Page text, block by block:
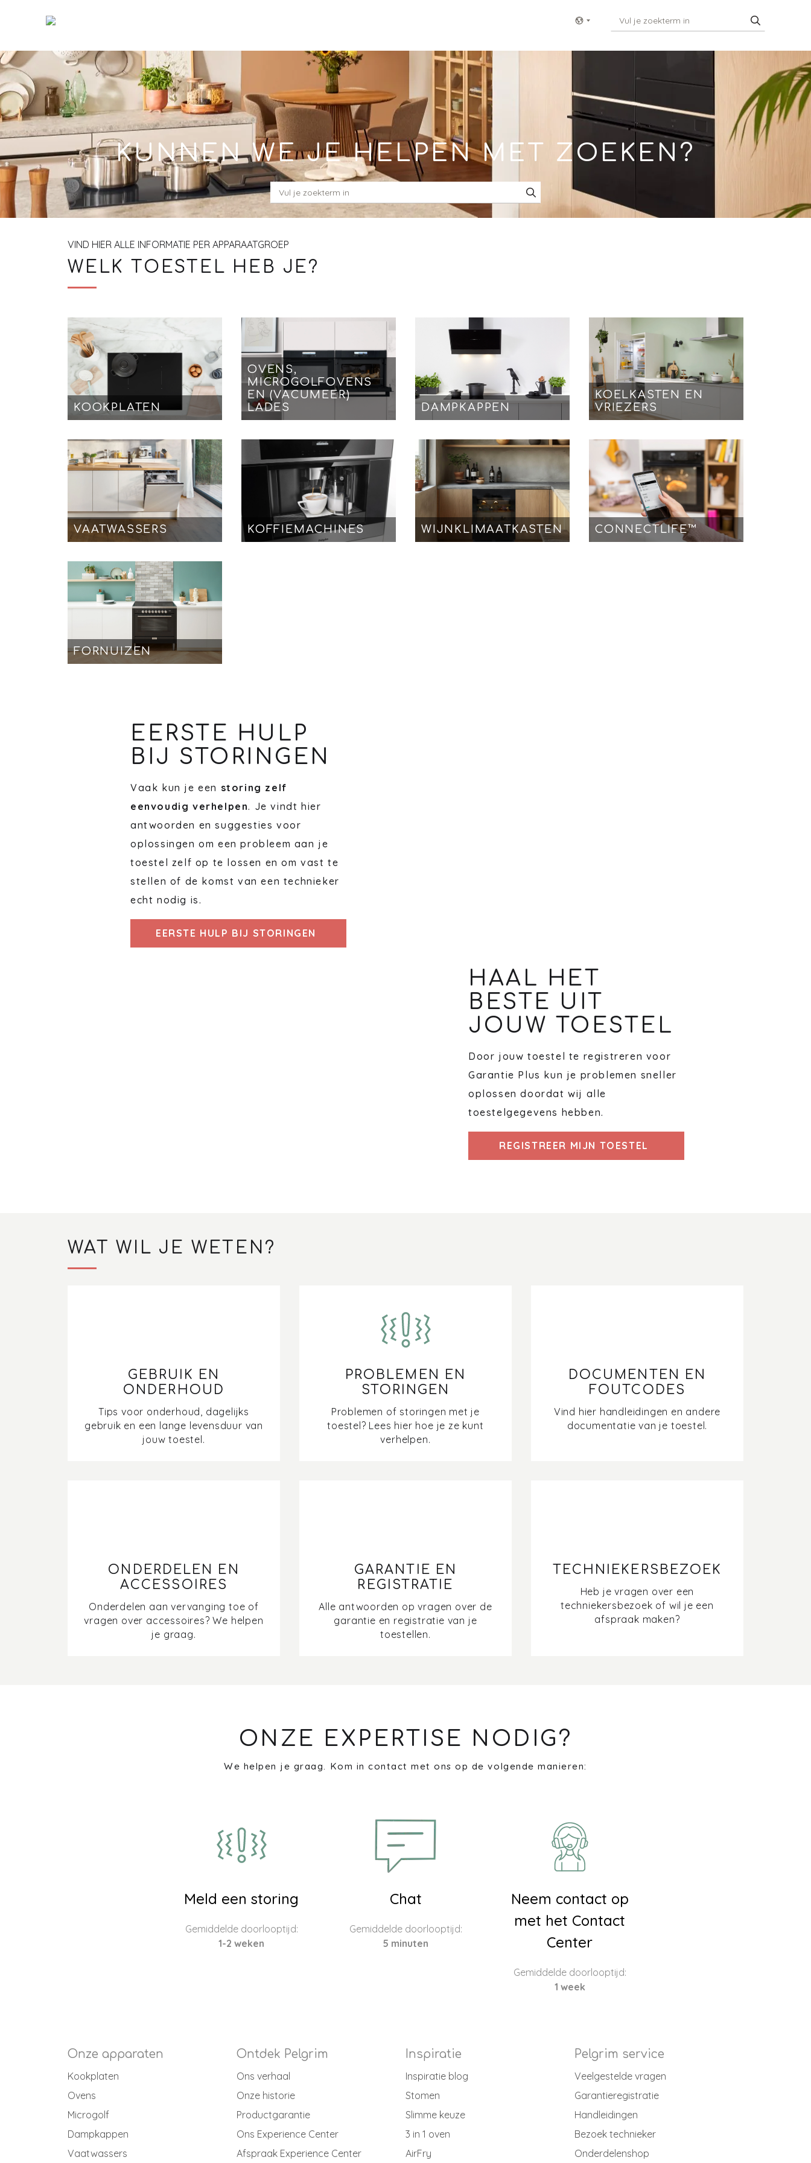
Show menu
KUNNEN WE JE HELPEN MET ZOEKEN?
VIND HIER ALLE INFORMATIE PER APPARAATGROEP
WELK TOESTEL HEB JE?
KOOKPLATEN
OVENS,
MICROGOLFOVENS
EN (VACUMEER)
LADES
DAMPKAPPEN
KOELKASTEN EN
VRIEZERS
VAATWASSERS KOFFIEMACHINES WIJNKLIMAATKASTEN CONNECTLIFE™
FORNUIZEN
EERSTE HULP
BIJ STORINGEN
Vaak kun je een storing zelf
eenvoudig verhelpen. Je vindt hier
antwoorden en suggesties voor
oplossingen om een probleem aan je
toestel zelf op te lossen en om vast te
stellen of de komst van een technieker
echt nodig is.
EERSTE HULP BIJ STORINGEN
HAAL HET
BESTE UIT
JOUW TOESTEL
Door jouw toestel te registreren voor
Garantie Plus kun je problemen sneller
oplossen doordat wij alle
toestelgegevens hebben.
REGISTREER MIJN TOESTEL
WAT WIL JE WETEN?
GEBRUIK EN
ONDERHOUD
Tips voor onderhoud, dagelijks
gebruik en een lange levensduur van
jouw toestel.
PROBLEMEN EN
STORINGEN
Problemen of storingen met je
toestel? Lees hier hoe je ze kunt
verhelpen.
DOCUMENTEN EN
FOUTCODES
Vind hier handleidingen en andere
documentatie van je toestel.
ONDERDELEN EN
ACCESSOIRES
Onderdelen aan vervanging toe of
vragen over accessoires? We helpen
je graag.
GARANTIE EN
REGISTRATIE
Alle antwoorden op vragen over de
garantie en registratie van je
toestellen.
TECHNIEKERSBEZOEK
Heb je vragen over een
techniekersbezoek of wil je een
afspraak maken?
ONZE EXPERTISE NODIG?
We helpen je graag. Kom in contact met ons op de volgende manieren:
Meld een storing
Gemiddelde doorlooptijd:
1-2 weken
Chat
Gemiddelde doorlooptijd:
5 minuten
Neem contact op
met het Contact
Center
Gemiddelde doorlooptijd:
1 week
Onze apparaten
Kookplaten
Ovens
Microgolf
Dampkappen
Vaatwassers
Ontdek Pelgrim
Ons verhaal
Onze historie
Productgarantie
Ons Experience Center
Afspraak Experience Center
Inspiratie
Inspiratie blog
Stomen
Slimme keuze
3 in 1 oven
AirFry
Pelgrim service
Veelgestelde vragen
Garantieregistratie
Handleidingen
Bezoek technieker
Onderdelenshop